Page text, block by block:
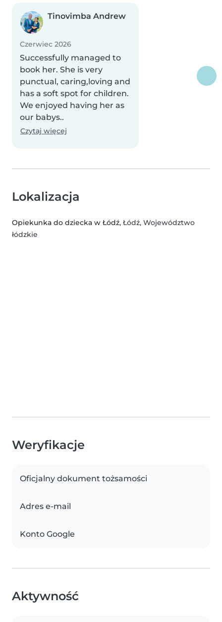
Tinovimba Andrew
Czerwiec 2026
Successfully managed to
book her. She is very
punctual, caring,loving and
has a soft spot for children.
We enjoyed having her as
our babys..
Czytaj więcej
Lokalizacja
Opiekunka do dziecka w Łódź, Łódź, Województwo
łódzkie
Weryfikacje
Oficjalny dokument tożsamości
Adres e-mail
Konto Google
Aktywność